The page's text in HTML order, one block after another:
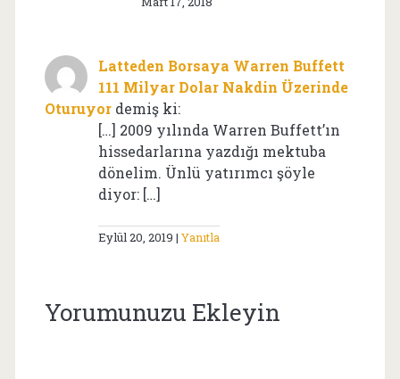
Latteden Borsaya Warren Buffett
111 Milyar Dolar Nakdin Üzerinde
Oturuyor demiş ki:
[…] 2009 yılında Warren Buffett’ın
hissedarlarına yazdığı mektuba
dönelim. Ünlü yatırımcı şöyle
diyor: […]
Eylül 20, 2019 Yanıtla
Yorumunuzu Ekleyin